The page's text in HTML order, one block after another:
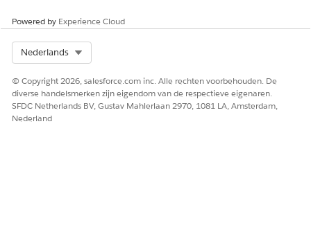
houden werknemersovereenkomsten bij voor
gegevensbescherming, belangenconflicten en beleid voor
wettelijke naleving.
HEEFT DIT ARTIKEL UW PROBLEEM OPGELOST?
Powered by Experience Cloud
Nederlands
© Copyright 2026, salesforce.com inc. Alle rechten voorbehouden. De
diverse handelsmerken zijn eigendom van de respectieve eigenaren.
SFDC Netherlands BV, Gustav Mahlerlaan 2970, 1081 LA, Amsterdam,
Nederland